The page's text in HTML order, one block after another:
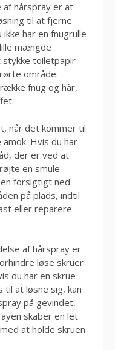
af hårspray er at
til at fjerne
har en fnugrulle
mængde
stykke toiletpapir
område.
fnug og hår,
når det kommer til
Hvis du har
der er ved at
en smule
forsigtigt ned.
på plads, indtil
eller reparere
af hårspray er
løse skruer
du har en skrue
til at løsne sig, kan
på gevindet,
skaber en let
at holde skruen